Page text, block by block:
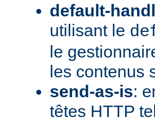
default-
utilisant le
le
les contenus
send-as-is:
têtes HTTP